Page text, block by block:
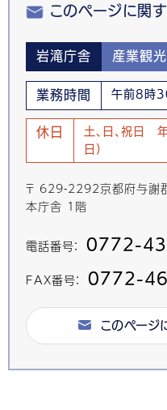
このページに関
岩滝庁舎 産業観
業務時間 午前8時
休日
土、日、祝日
日)
〒 629-2292京都府与謝
本庁舎 1階
電話番号： 0772-
FAX番号： 0772-
このページ